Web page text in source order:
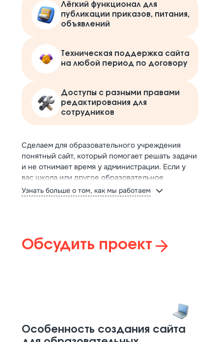
Лёгкий функционал для
публикации приказов, питания,
объявлений
Техническая поддержка сайта
на любой период по договору
Доступы с разными правами
редактирования для
сотрудников
Сделаем для образовательного учреждения
понятный сайт, который помогает решать задачи
и не отнимает время у администрации. Если у
вас школа или другое образовательное
учреждение, вы сможете актуализировать сайт
собственными силами.
адаптивность, чтобы сайт одинаково удобно
читался на телефоне и компьютере. Вы можете
Узнать больше о том, как мы работаем
Обсудить проект
Особенность создания сайта